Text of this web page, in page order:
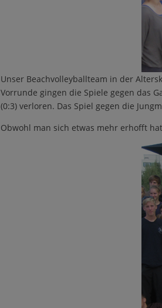
Unser Beachvolleyballteam in der
Vorrunde gingen die Spiele gegen das
(0:3) verloren. Das Spiel gegen die
Obwohl man sich etwas mehr erhofft